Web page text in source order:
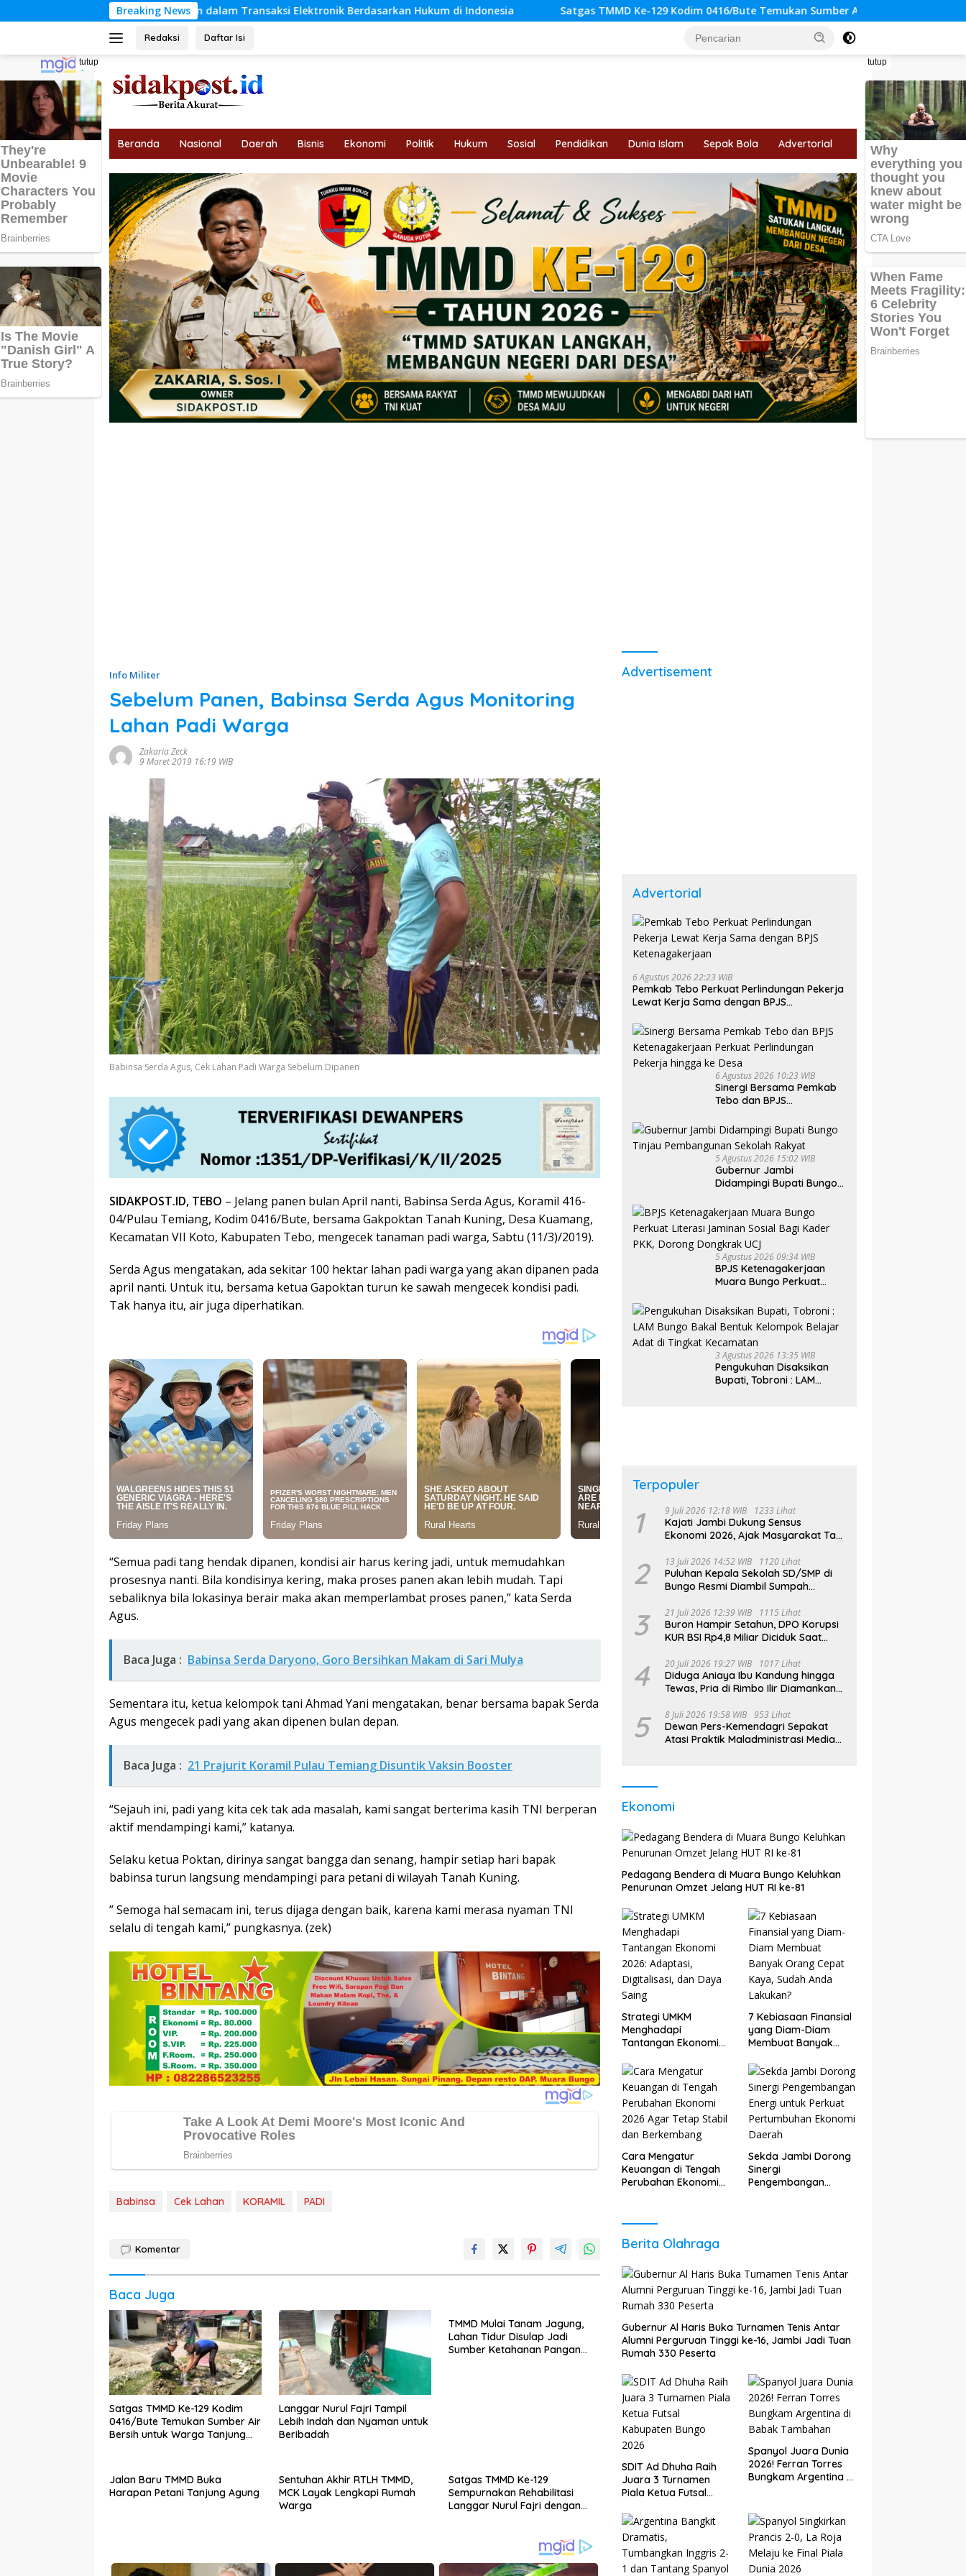
ke
Breaking News
Konsumen dalam Transaksi Elektronik Berdasarkan Hukum di Indonesia Satgas TMMD Ke-129 Kodim 0416/Bute Temukan Sumber Air Bersih untuk Warga Tanjung Agung
Redaksi Daftar Isi
tutup tutup
Beranda Nasional Daerah Bisnis Ekonomi Politik Hukum Sosial Pendidikan Dunia Islam Sepak Bola Advertorial
Info Militer
Sebelum Panen, Babinsa Serda Agus Monitoring
Lahan Padi Warga
Zakaria Zeck
9 Maret 2019 16:19 WIB
Babinsa Serda Agus, Cek Lahan Padi Warga Sebelum Dipanen
SIDAKPOST.ID, TEBO – Jelang panen bulan April nanti, Babinsa Serda Agus, Koramil 416-
04/Pulau Temiang, Kodim 0416/Bute, bersama Gakpoktan Tanah Kuning, Desa Kuamang,
Kecamatan VII Koto, Kabupaten Tebo, mengecek tanaman padi warga, Sabtu (11/3)/2019).
Serda Agus mengatakan, ada sekitar 100 hektar lahan padi warga yang akan dipanen pada
april nanti. Untuk itu, bersama ketua Gapoktan turun ke sawah mengecek kondisi padi.
Tak hanya itu, air juga diperhatikan.
“Semua padi tang hendak dipanen, kondisi air harus kering jadi, untuk memudahkan
prosesnya nanti. Bila kondisinya kering, maka proses panen akan lebih mudah. Tapi
sebaliknya bila lokasinya berair maka akan memperlambat proses panen,” kata Serda
Agus.
Baca Juga : Babinsa Serda Daryono, Goro Bersihkan Makam di Sari Mulya
Sementara itu, ketua kelompok tani Ahmad Yani mengatakan, benar bersama bapak Serda
Agus mengecek padi yang akan dipenen bulan depan.
Baca Juga : 21 Prajurit Koramil Pulau Temiang Disuntik Vaksin Booster
“Sejauh ini, padi yang kita cek tak ada masalah, kami sangat berterima kasih TNI berperan
aktif mendampingi kami,” katanya.
Selaku ketua Poktan, dirinya sangat bangga dan senang, hampir setiap hari bapak
babinsa turun langsung mendampingi para petani di wilayah Tanah Kuning.
” Semoga hal semacam ini, terus dijaga dengan baik, karena kami merasa nyaman TNI
selalu di tengah kami,” pungkasnya. (zek)
Babinsa Cek Lahan KORAMIL PADI
Komentar
Baca Juga
Satgas TMMD Ke-129 Kodim
0416/Bute Temukan Sumber Air
Bersih untuk Warga Tanjung
Langgar Nurul Fajri Tampil
Lebih Indah dan Nyaman untuk
Beribadah
TMMD Mulai Tanam Jagung,
Lahan Tidur Disulap Jadi
Sumber Ketahanan Pangan
Jalan Baru TMMD Buka
Harapan Petani Tanjung Agung
Sentuhan Akhir RTLH TMMD,
MCK Layak Lengkapi Rumah
Warga
Satgas TMMD Ke-129
Sempurnakan Rehabilitasi
Langgar Nurul Fajri dengan
Advertisement
Advertorial
6 Agustus 2026 22:23 WIB
Pemkab Tebo Perkuat Perlindungan Pekerja
Lewat Kerja Sama dengan BPJS
6 Agustus 2026 10:23 WIB
Sinergi Bersama Pemkab
Tebo dan BPJS
Perlindungan Pekerja
hingga ke Desa
5 Agustus 2026 15:02 WIB
Gubernur Jambi
Didampingi Bupati Bungo
Sekolah Rakyat
5 Agustus 2026 09:34 WIB
BPJS Ketenagakerjaan
Muara Bungo Perkuat
Bagi Kader PKK, Dorong
Dongkrak UCJ
3 Agustus 2026 13:35 WIB
Pengukuhan Disaksikan
Bupati, Tobroni : LAM
Terpopuler
1 9 Juli 2026 12:18 WIB 1233 Lihat
Kajati Jambi Dukung Sensus
Ekonomi 2026, Ajak Masyarakat Tak
2 13 Juli 2026 14:52 WIB 1120 Lihat
Puluhan Kepala Sekolah SD/SMP di
Bungo Resmi Diambil Sumpah
3 21 Juli 2026 12:39 WIB 1115 Lihat
Buron Hampir Setahun, DPO Korupsi
KUR BSI Rp4,8 Miliar Diciduk Saat
4 20 Juli 2026 19:27 WIB 1017 Lihat
Diduga Aniaya Ibu Kandung hingga
Tewas, Pria di Rimbo Ilir Diamankan
5 8 Juli 2026 19:58 WIB 953 Lihat
Dewan Pers-Kemendagri Sepakat
Atasi Praktik Maladministrasi Media
Ekonomi
Pedagang Bendera di Muara Bungo Keluhkan
Penurunan Omzet Jelang HUT RI ke-81
Strategi UMKM
Menghadapi
Tantangan Ekonomi
Digitalisasi, dan Daya
Saing
7 Kebiasaan Finansial
yang Diam-Diam
Membuat Banyak
Sudah Anda Lakukan?
Cara Mengatur
Keuangan di Tengah
Perubahan Ekonomi
Berkembang
Sekda Jambi Dorong
Sinergi
Pengembangan
Berita Olahraga
Gubernur Al Haris Buka Turnamen Tenis Antar
Alumni Perguruan Tinggi ke-16, Jambi Jadi Tuan
Rumah 330 Peserta
SDIT Ad Dhuha Raih
Juara 3 Turnamen
Piala Ketua Futsal
2026
Spanyol Juara Dunia
2026! Ferran Torres
Bungkam Argentina di